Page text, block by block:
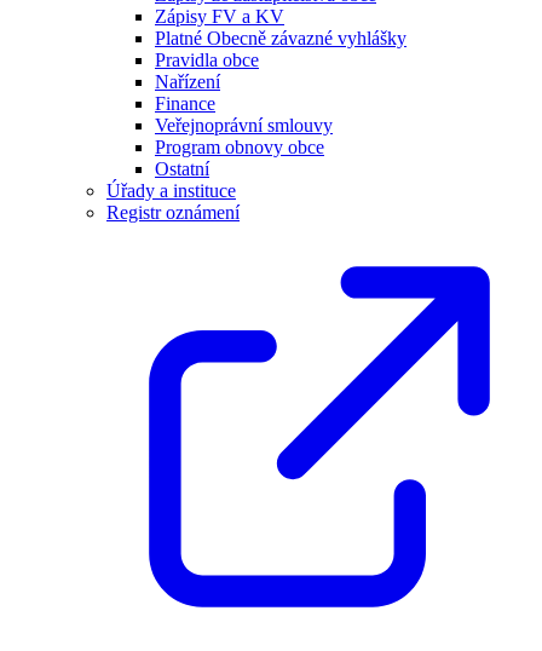
Zápisy FV a KV
Platné Obecně závazné vyhlášky
Pravidla obce
Nařízení
Finance
Veřejnoprávní smlouvy
Program obnovy obce
Ostatní
Úřady a instituce
Registr oznámení